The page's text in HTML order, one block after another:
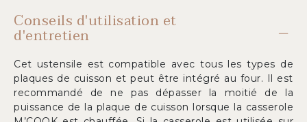
Conseils d'utilisation et
d'entretien
Cet ustensile est compatible avec tous les types de
plaques de cuisson et peut être intégré au four. Il est
recommandé de ne pas dépasser la moitié de la
puissance de la plaque de cuisson lorsque la casserole